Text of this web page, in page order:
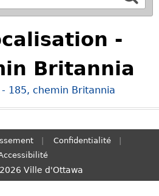
-
Britannia
185, chemin Britannia
Confidentialité
Ville d'Ottawa